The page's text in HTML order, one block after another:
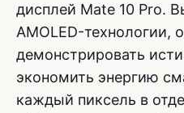
дисплей Mate 10 Pro.
AMOLED-технологии,
демонстрировать
экономить энергию
каждый пиксель в